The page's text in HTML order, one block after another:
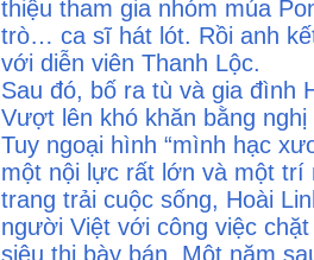
thiệu tham gia nhóm múa
trò… ca sĩ hát lót. Rồi anh
với diễn viên Thanh Lộc.
Sau đó, bố ra tù và gia đình
Vượt lên khó khăn bằng
Tuy ngoại hình “mình hạc
một nội lực rất lớn và một trí
trang trải cuộc sống, Hoài
người Việt với công việc
siêu thị bày bán. Một năm